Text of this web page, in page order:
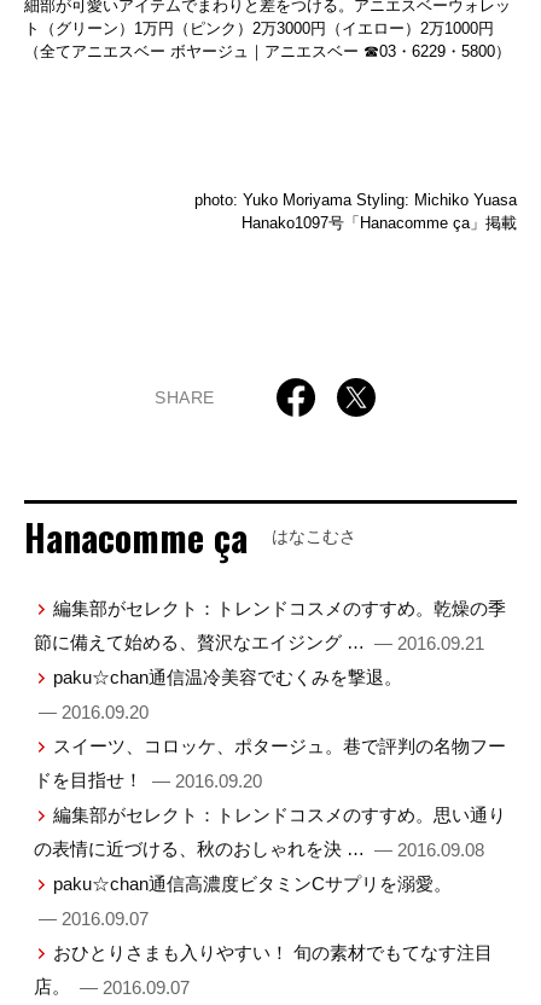
細部が可愛いアイテムでまわりと差をつける。アニエスベーウォレッ
ト（グリーン）1万円（ピンク）2万3000円（イエロー）2万1000円
（全てアニエスベー ボヤージュ｜アニエスベー ☎03・6229・5800）
photo: Yuko Moriyama Styling: Michiko Yuasa
Hanako1097号「Hanacomme ça」掲載
SHARE
Hanacomme ça はなこむさ
編集部がセレクト：トレンドコスメのすすめ。乾燥の季
節に備えて始める、贅沢なエイジング … — 2016.09.21
paku☆chan通信温冷美容でむくみを撃退。
— 2016.09.20
スイーツ、コロッケ、ポタージュ。巷で評判の名物フー
ドを目指せ！
— 2016.09.20
編集部がセレクト：トレンドコスメのすすめ。思い通り
の表情に近づける、秋のおしゃれを決 … — 2016.09.08
paku☆chan通信高濃度ビタミンCサプリを溺愛。
— 2016.09.07
おひとりさまも入りやすい！ 旬の素材でもてなす注目
店。
— 2016.09.07